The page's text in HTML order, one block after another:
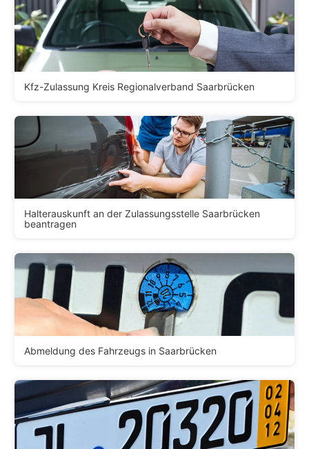
Kfz-Zulassung Kreis Regionalverband Saarbrücken
Halterauskunft an der Zulassungsstelle Saarbrücken
beantragen
Abmeldung des Fahrzeugs in Saarbrücken